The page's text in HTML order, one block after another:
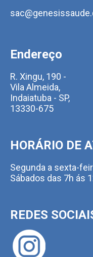
Endereço
R. Xingu, 190 -
Vila Almeida,
Indaiatuba - SP,
13330-675
HORÁRIO DE
Segunda a sexta-
Sábados das 7h ás
REDES